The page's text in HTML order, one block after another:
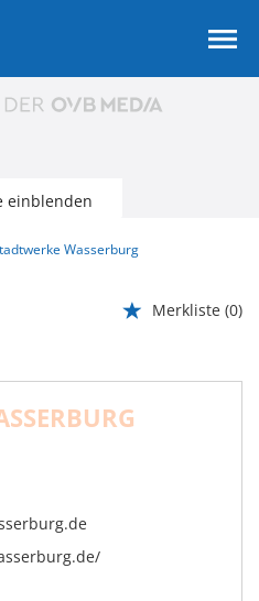
einblenden
Wasserburg
Merkliste (0)